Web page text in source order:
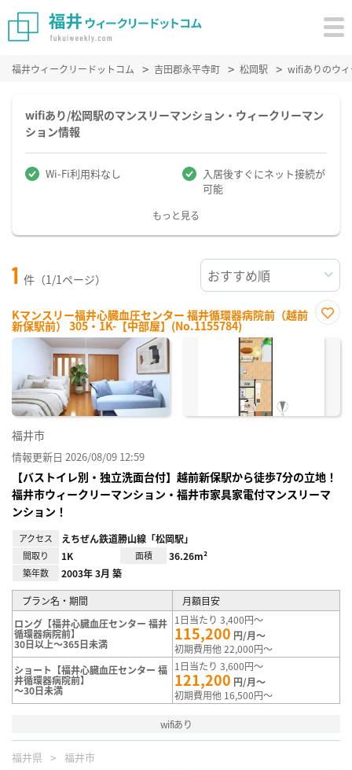
福井ウィークリードットコム 吉田郡永平寺町 松岡駅 wifiありのウ
wifiあり/松岡駅のマンスリーマンション・ウィークリーマン
ション情報
Wi-Fi利用料なし
入居後すぐにネット接続が
可能
もっと見る
1 件（1/1ページ）
Kマンスリー福井心臓血圧センター 福井循環器病院前（越前
新保駅前） 305・1K-【中部屋】(No.1155784)
に入
福井市
情報更新日 2026/08/09 12:59
【バストイレ別・独立洗面台付】越前新保駅から徒歩7分の立地！
福井市ウィークリーマンション・福井市家具家電付マンスリーマ
ンション！
アクセス えちぜん鉄道勝山線「松岡駅」
間取り 1K 面積 36.26m²
築年数 2003年 3月 築
プラン名・期間
月額目安
ロング【福井心臓血圧センター 福井
循環器病院前】
30日以上～365日未満
1日当たり 3,400円～
115,200 円/月～
初期費用他 22,000円～
ショート【福井心臓血圧センター 福
井循環器病院前】
～30日未満
1日当たり 3,600円～
121,200 円/月～
初期費用他 16,500円～
wifiあり
福井県 福井市